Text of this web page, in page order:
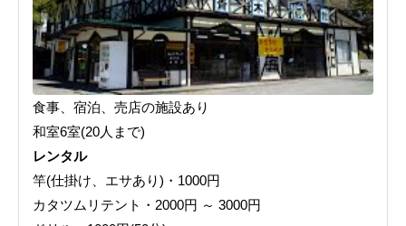
食事、宿泊、売店の施設あり
和室6室(20人まで)
レンタル
竿(仕掛け、エサあり)・1000円
カタツムリテント・2000円 ～ 3000円